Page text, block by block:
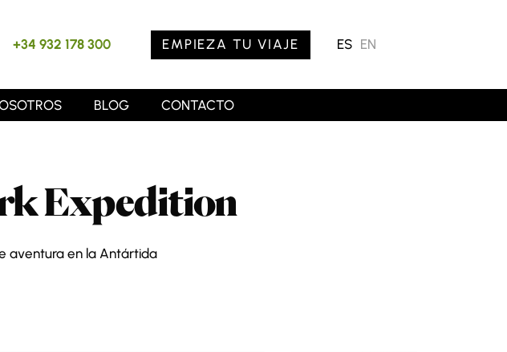
+34 932 178 300 EMPIEZA TU VIAJE EN
ES
BLOG CONTACTO
Expedition
aventura en la Antártida